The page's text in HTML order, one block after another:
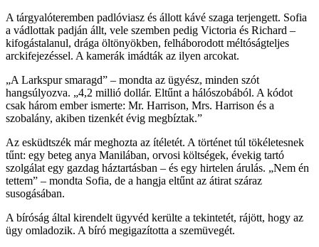
A tárgyalóteremben padlóviasz és állott kávé szaga terjengett. Sofia
a vádlottak padján állt, vele szemben pedig Victoria és Richard –
kifogástalanul, drága öltönyökben, felháborodott méltóságteljes
arckifejezéssel. A kamerák imádták az ilyen arcokat.
„A Larkspur smaragd” – mondta az ügyész, minden szót
hangsúlyozva. „4,2 millió dollár. Eltűnt a hálószobából. A kódot
csak három ember ismerte: Mr. Harrison, Mrs. Harrison és a
szobalány, akiben tizenkét évig megbíztak.”
Az esküdtszék már meghozta az ítéletét. A történet túl tökéletesnek
tűnt: egy beteg anya Manilában, orvosi költségek, évekig tartó
szolgálat egy gazdag háztartásban – és egy hirtelen árulás. „Nem én
tettem” – mondta Sofia, de a hangja eltűnt az átirat száraz
susogásában.
A bíróság által kirendelt ügyvéd kerülte a tekintetét, rájött, hogy az
ügy omladozik. A bíró megigazította a szemüvegét.